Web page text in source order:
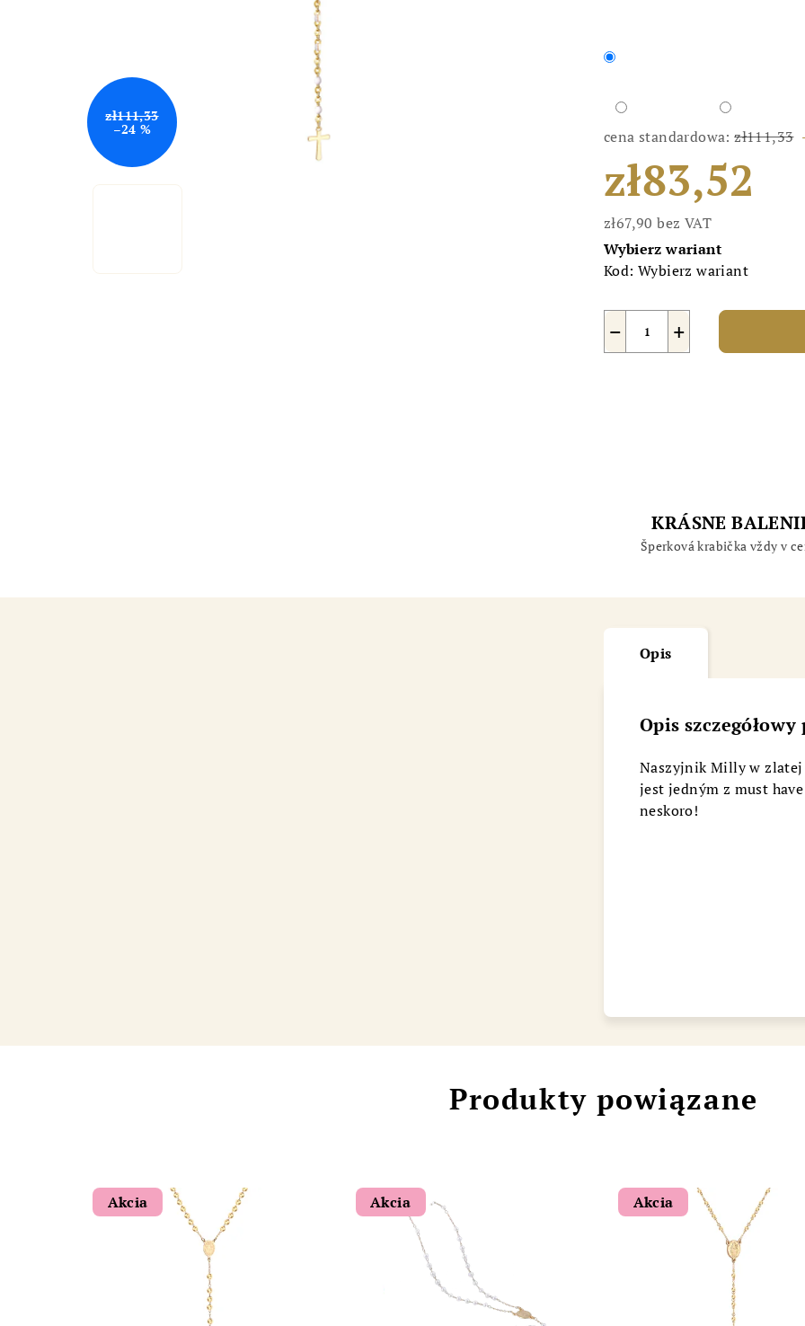
cena standardowa: zł111,33
zł83,52
zł67,90 bez VAT
Cena
jednostkowa:
Wybierz wariant
Kod: Wybierz wariant
+
−
zł111,33
–24 %
KRÁSNE
Šperková krabička vždy v
Opis
Opis
Naszyjnik Milly w zlatej
jest jedným z must
neskoro!
Produkty powiązane
Akcia Akcia Akcia